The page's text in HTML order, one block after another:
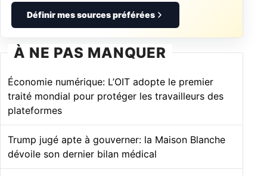
Définir mes sources préférées
À NE PAS MANQUER
Économie numérique: L’OIT adopte le premier
traité mondial pour protéger les travailleurs des
plateformes
Trump jugé apte à gouverner: la Maison Blanche
dévoile son dernier bilan médical